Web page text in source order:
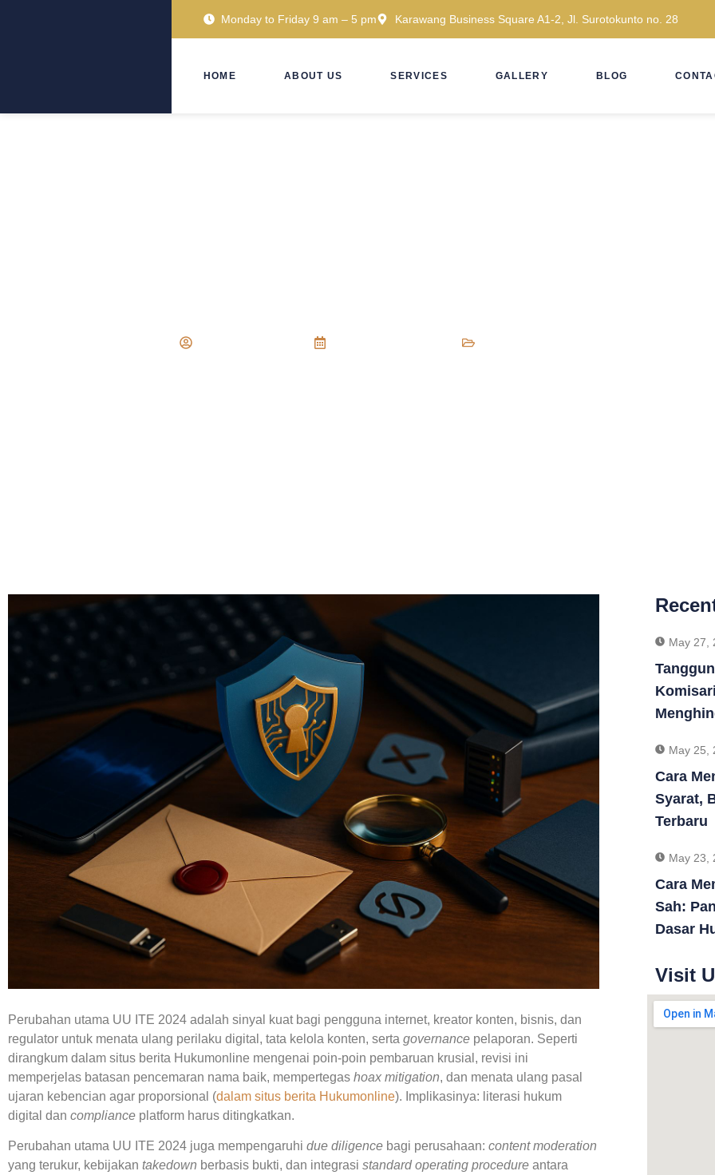
Monday to Friday 9 am – 5 pm Karawang Business Square A1-2, Jl. Surotokunto no. 28
HOME ABOUT US SERVICES GALLERY BLOG
Perubahan utama UU ITE 2024 adalah sinyal kuat bagi pengguna internet, kreator konten, bisnis, dan
regulator untuk menata ulang perilaku digital, tata kelola konten, serta governance pelaporan. Seperti
dirangkum dalam situs berita Hukumonline mengenai poin-poin pembaruan krusial, revisi ini
memperjelas batasan pencemaran nama baik, mempertegas hoax mitigation, dan menata ulang pasal
ujaran kebencian agar proporsional (dalam situs berita Hukumonline). Implikasinya: literasi hukum
digital dan compliance platform harus ditingkatkan.
Perubahan utama UU ITE 2024 juga mempengaruhi due diligence bagi perusahaan: content moderation
yang terukur, kebijakan takedown berbasis bukti, dan integrasi standard operating procedure antara
May 27,
May 25,
Cara
Syarat,
Terbaru
May 23,
Cara
Sah:
Dasar
Visit